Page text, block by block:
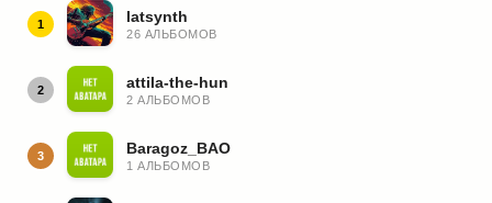
1 latsynth
26 АЛЬБОМОВ
2 attila-the-hun
2 АЛЬБОМОВ
3 Baragoz_BAO
1 АЛЬБОМОВ